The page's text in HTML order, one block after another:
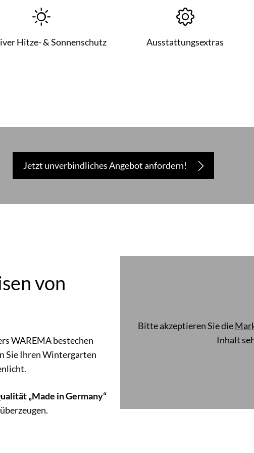
Hitze- & Sonnenschutz Ausstattungsextras
Jetzt unverbindliches Angebot anfordern!
Bitte akzeptieren Sie die
Inhalt
von
WAREMA bestechen
Sie Ihren Wintergarten
„Made in Germany“